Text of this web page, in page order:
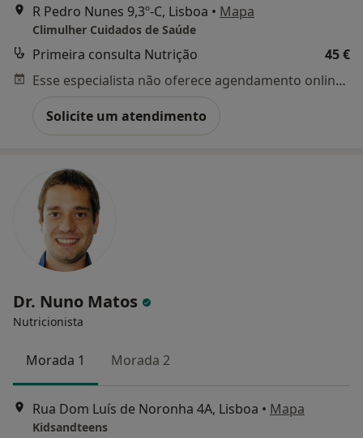
R Pedro Nunes 9,3º-C, Lisboa • Mapa
Climulher Cuidados de Saúde
Primeira consulta Nutrição
45 €
Esse especialista não oferece agendamento online para esse endereço.
Solicite um atendimento
Dr. Nuno Matos
Nutricionista
Morada 1 Morada 2
Rua Dom Luís de Noronha 4A, Lisboa • Mapa
Kidsandteens